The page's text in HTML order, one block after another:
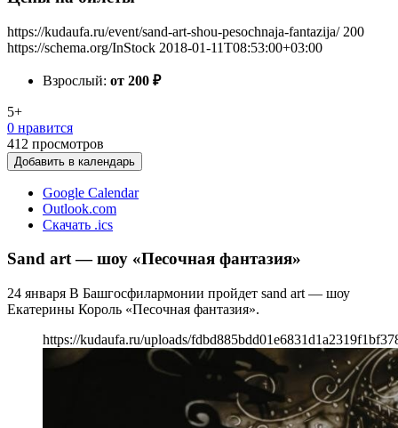
https://kudaufa.ru/event/sand-art-shou-pesochnaja-fantazija/ 200
https://schema.org/InStock 2018-01-11T08:53:00+03:00
Взрослый: от 200 ₽
5+
0 нравится
412 просмотров
Добавить в календарь
Google Calendar
Outlook.com
Скачать .ics
Sand art — шоу «Песочная фантазия»
24 января В Башгосфилармонии пройдет sand art — шоу
Екатерины Король «Песочная фантазия».
https://kudaufa.ru/uploads/